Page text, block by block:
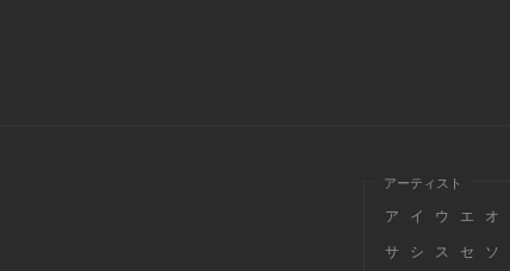
アーティスト
ア イ ウ エ オ
サ シ ス セ ソ